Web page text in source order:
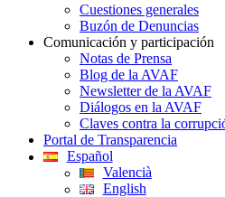
Cuestiones generales
Buzón de Denuncias
Comunicación y participación
Notas de Prensa
Blog de la AVAF
Newsletter de la AVAF
Diálogos en la AVAF
Claves contra la
Portal de Transparencia
Español
Valencià
English